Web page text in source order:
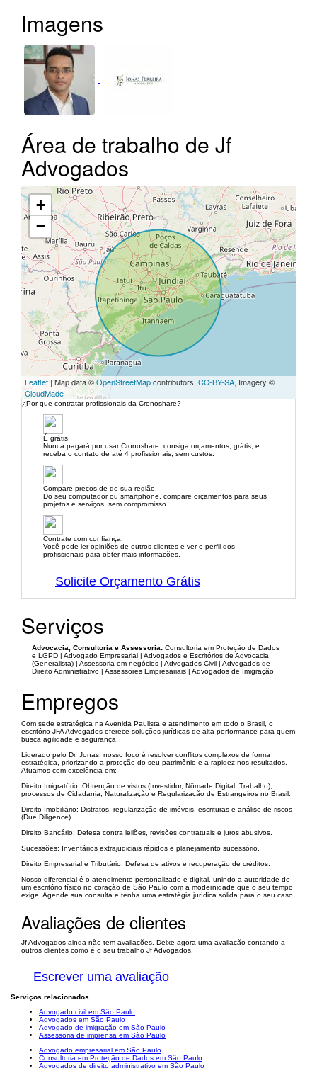
Imagens
Área de trabalho de Jf
Advogados
+
−
Leaflet | Map data ©OpenStreetMapcontributors, CC-BY-SA, Imagery ©
CloudMade
¿Por que contratar profissionais da Cronoshare?
É grátis
Nunca pagará por usar Cronoshare: consiga orçamentos, grátis, e
receba o contato de até 4 profissionais, sem custos.
Compare preços de de sua região.
Do seu computador ou smartphone, compare orçamentos para seus
projetos e serviços, sem compromisso.
Contrate com confiança.
Você pode ler opiniões de outros clientes e ver o perfil dos
profissionais para obter mais informacões.
Solicite Orçamento Grátis
Serviços
Advocacia, Consultoria e Assessoria: Consultoria em Proteção de Dados
e LGPD | Advogado Empresarial | Advogados e Escritórios de Advocacia
(Generalista) | Assessoria em negócios | Advogados Civil | Advogados de
Direito Administrativo | Assessores Empresariais | Advogados de Imigração
Empregos
Com sede estratégica na Avenida Paulista e atendimento em todo o Brasil, o
escritório JFA Advogados oferece soluções jurídicas de alta performance para quem
busca agilidade e segurança.
Liderado pelo Dr. Jonas, nosso foco é resolver conflitos complexos de forma
estratégica, priorizando a proteção do seu patrimônio e a rapidez nos resultados.
Atuamos com excelência em:
Direito Imigratório: Obtenção de vistos (Investidor, Nômade Digital, Trabalho),
processos de Cidadania, Naturalização e Regularização de Estrangeiros no Brasil.
Direito Imobiliário: Distratos, regularização de imóveis, escrituras e análise de riscos
(Due Diligence).
Direito Bancário: Defesa contra leilões, revisões contratuais e juros abusivos.
Sucessões: Inventários extrajudiciais rápidos e planejamento sucessório.
Direito Empresarial e Tributário: Defesa de ativos e recuperação de créditos.
Nosso diferencial é o atendimento personalizado e digital, unindo a autoridade de
um escritório físico no coração de São Paulo com a modernidade que o seu tempo
exige. Agende sua consulta e tenha uma estratégia jurídica sólida para o seu caso.
Avaliações de clientes
Jf Advogados ainda não tem avaliações. Deixe agora uma avaliação contando a
outros clientes como é o seu trabalho Jf Advogados.
Escrever uma avaliação
Serviços relacionados
Advogado civil em São Paulo
Advogados em São Paulo
Advogado de imigração em São Paulo
Assessoria de imprensa em São Paulo
Advogado empresarial em São Paulo
Consultoria em Proteção de Dados em São Paulo
Advogados de direito administrativo em São Paulo